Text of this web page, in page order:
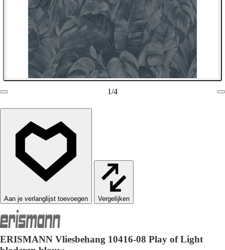
1/4
Vergelijken
ERISMANN Vliesbehang 10416-08 Play of Light